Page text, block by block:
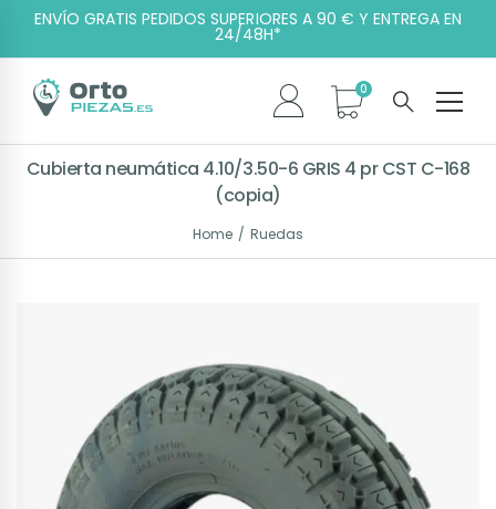
ENVÍO GRATIS PEDIDOS SUPERIORES A 90 € Y ENTREGA EN
24/48H*
Cubierta neumática 4.10/3.50-6 GRIS 4 pr CST C-168
(copia)
Home Ruedas